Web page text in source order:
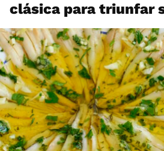
clásica para triunfar